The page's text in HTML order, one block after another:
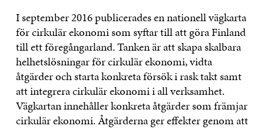
I september 2016 publicerades en nationell vägkarta
för cirkulär ekonomi som syftar till att göra Finland
till ett föregångarland. Tanken är att skapa skalbara
helhetslösningar för cirkulär ekonomi, vidta
åtgärder och starta konkreta försök i rask takt samt
att integrera cirkulär ekonomi i all verksamhet.
Vägkartan innehåller konkreta åtgärder som främjar
cirkulär ekonomi. Åtgärderna ger effekter genom att